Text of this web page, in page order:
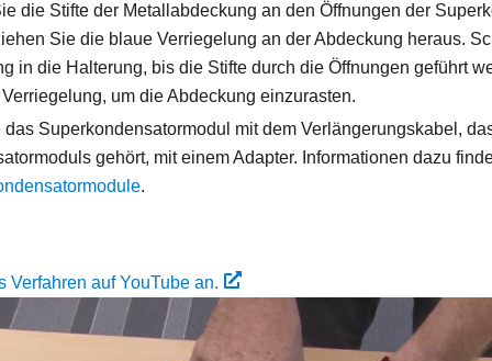
die Stifte der Metallabdeckung an den Öffnungen der
Sie die blaue Verriegelung an der Abdeckung heraus.
in die Halterung, bis die Stifte durch die Öffnungen geführt
um die Abdeckung einzurasten.
Superkondensatormodul mit dem Verlängerungskabel,
gehört, mit einem Adapter. Informationen dazu
.
Verfahren auf YouTube an.